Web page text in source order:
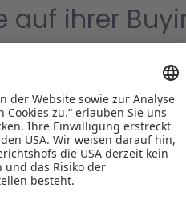
auf ihrer
Intro-Videos zum OMRviewer